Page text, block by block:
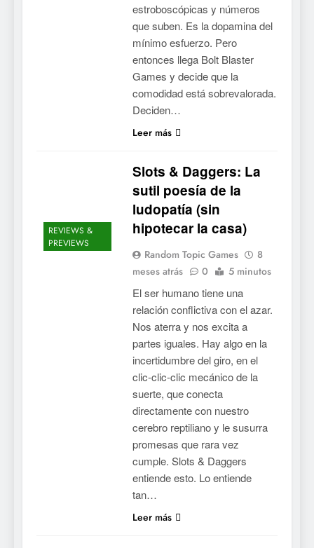
estroboscópicas y números
que suben. Es la dopamina del
mínimo esfuerzo. Pero
entonces llega Bolt Blaster
Games y decide que la
comodidad está sobrevalorada.
Deciden…
Leer más
REVIEWS &
PREVIEWS
Slots & Daggers: La
sutil poesía de la
ludopatía (sin
hipotecar la casa)
Random Topic Games
8
meses atrás
0 5 minutos
El ser humano tiene una
relación conflictiva con el azar.
Nos aterra y nos excita a
partes iguales. Hay algo en la
incertidumbre del giro, en el
clic-clic-clic mecánico de la
suerte, que conecta
directamente con nuestro
cerebro reptiliano y le susurra
promesas que rara vez
cumple. Slots & Daggers
entiende esto. Lo entiende
tan…
Leer más